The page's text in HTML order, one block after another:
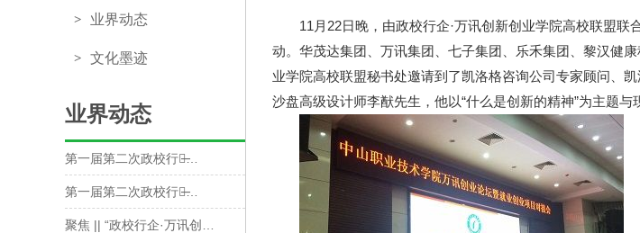
> 业界动态
> 文化墨迹
业界动态
第一届第二次政校行企̶…
第一届第二次政校行企̶…
聚焦 || “政校行企·万讯创…
11月22日晚，由政校行企·万讯创新创业学院高校联盟
动。华茂达集团、万讯集团、七子集团、乐禾集团、黎汉健
业学院高校联盟秘书处邀请到了凯洛格咨询公司专家顾问、
沙盘高级设计师李猷先生，他以“什么是创新的精神”为主题